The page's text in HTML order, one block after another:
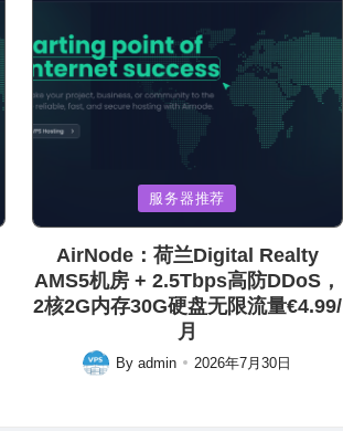
in
服务器推荐
AirNode：荷兰Digital Realty
AMS5机房 + 2.5Tbps高防DDoS，
2核2G内存30G硬盘无限流量€4.99/
月
Posted
Byadmin 2026年7月30日